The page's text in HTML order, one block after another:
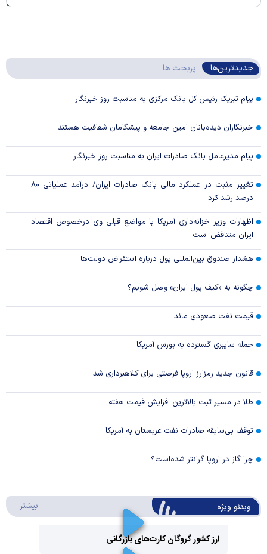
جدیدترین‌ها پربحث ها
پیام تبریک رئیس کل بانک مرکزی به مناسبت روز خبرنگار
خبرنگاران دیده‌بانان امین جامعه و پیشگامان شفافیت هستند
پیام مدیرعامل بانک صادرات ایران به مناسبت روز خبرنگار
تغییر مثبت در عملکرد مالی بانک صادرات ایران/ درآمد عملیاتی ۸۰
درصد رشد کرد
اظهارات وزیر خزانه‌داری آمریکا با مواضع قبلی وی درخصوص اقتصاد
ایران متناقض است
هشدار صندوق بین‌المللی پول درباره استقراض دولت‌ها
چگونه به «کیف پول ایران» وصل شویم؟
قیمت نفت صعودی ماند
حمله سایبری گسترده به بورس آمریکا
قانون جدید رمزارز اروپا فرصتی برای کلاهبرداری شد
طلا در مسیر ثبت بالاترین افزایش قیمت هفته
توقف بی‌سابقه صادرات نفت عربستان به آمریکا
چرا گاز در اروپا گرانتر شده‌است؟
ویدئو ویژه بیشتر
ارز کشور گروگان کارت‌های بازرگانی